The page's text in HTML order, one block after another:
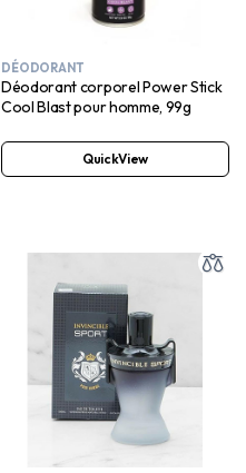
DÉODORANT
Déodorant corporel Power Stick
Cool Blast pour homme, 99g
QuickView